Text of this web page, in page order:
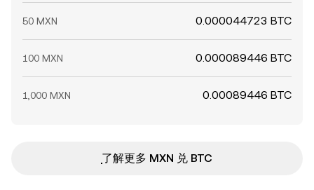
50 MXN 0.000044723 BTC
100 MXN 0.000089446 BTC
1,000 MXN 0.00089446 BTC
ִִִִִִִִִִִִִִִִִִִִִִִִִִִִִִִִִִִִִִִִִִִִִִִ了解更多 MXN 兑 BTC